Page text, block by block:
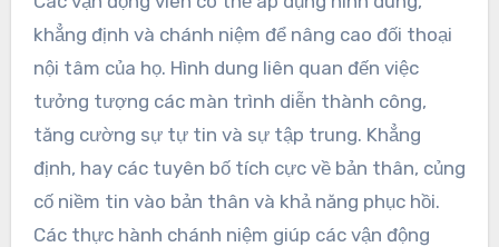
khẳng định và chánh niệm để nâng cao đối thoại
nội tâm của họ. Hình dung liên quan đến việc
tưởng tượng các màn trình diễn thành công,
tăng cường sự tự tin và sự tập trung. Khẳng
định, hay các tuyên bố tích cực về bản thân, củng
cố niềm tin vào bản thân và khả năng phục hồi.
Các thực hành chánh niệm giúp các vận động